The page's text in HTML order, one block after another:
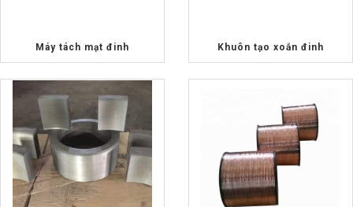
Máy tách mạt đinh Khuôn tạo xoắn đinh